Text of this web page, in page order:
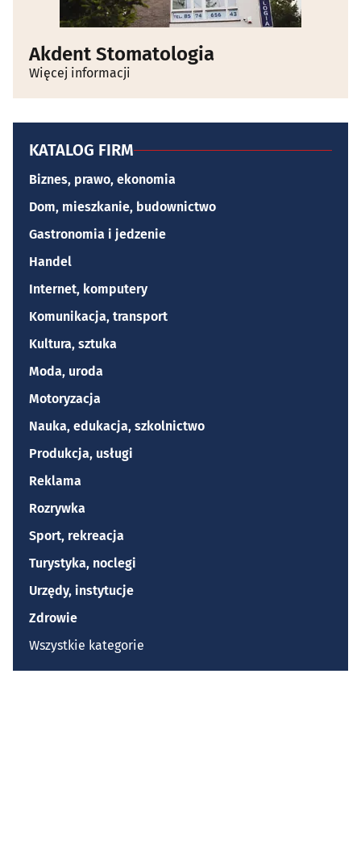
Akdent Stomatologia
Więcej informacji
KATALOG FIRM
Biznes, prawo, ekonomia
Dom, mieszkanie, budownictwo
Gastronomia i jedzenie
Handel
Internet, komputery
Komunikacja, transport
Kultura, sztuka
Moda, uroda
Motoryzacja
Nauka, edukacja, szkolnictwo
Produkcja, usługi
Reklama
Rozrywka
Sport, rekreacja
Turystyka, noclegi
Urzędy, instytucje
Zdrowie
Wszystkie kategorie